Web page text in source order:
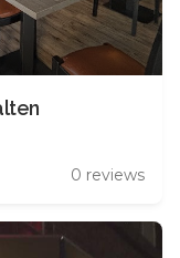
0 reviews